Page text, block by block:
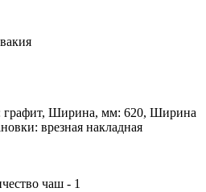
графит, Ширина, мм: 620, Ширина
врезная накладная
чаш - 1